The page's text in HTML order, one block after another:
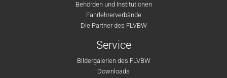
Behörden und Institutionen
Fahrlehrerverbände
Die Partner des FLVBW
Service
Bildergalerien des FLVBW
Downloads